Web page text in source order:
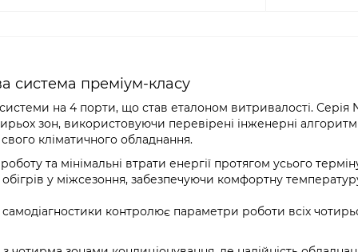
система преміум-класу
на 4 порти, що став еталоном витривалості. Серія
зон, використовуючи перевірені інженерні
кліматичного обладнання.
та мінімальні втрати енергії протягом усього
у міжсезоння, забезпечуючи комфортну
контролює параметри роботи всіх